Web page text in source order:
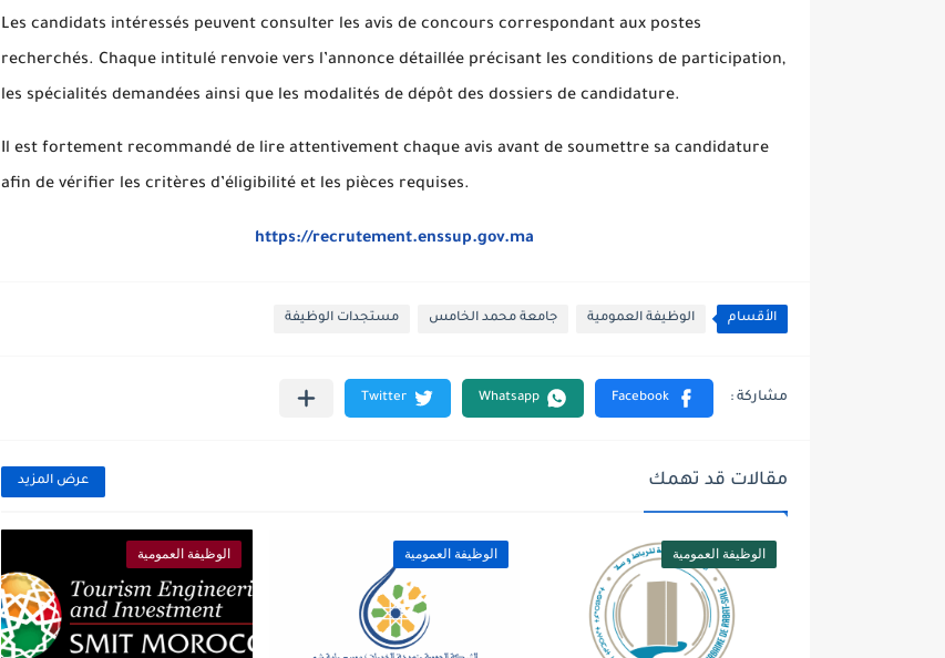
Les candidats intéressés peuvent consulter les avis de concours correspondant aux postes
recherchés. Chaque intitulé renvoie vers l’annonce détaillée précisant les conditions de participation,
les spécialités demandées ainsi que les modalités de dépôt des dossiers de candidature.
Il est fortement recommandé de lire attentivement chaque avis avant de soumettre sa candidature
afin de vérifier les critères d’éligibilité et les pièces requises.
https://recrutement.enssup.gov.ma
الأقسام الوظيفة العمومية جامعة محمد الخامس مستجدات الوظيفة
مقالات قد تهمك عرض المزيد
الوظيفة العمومية الوظيفة العمومية الوظيفة العمومية